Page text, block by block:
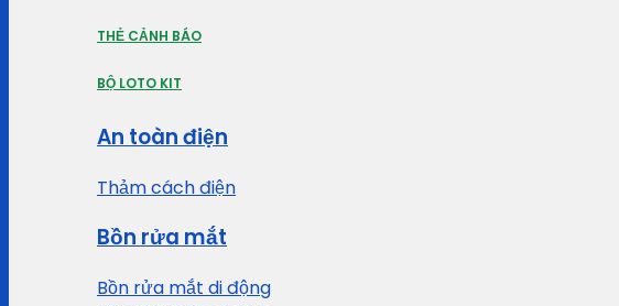
THẺ CẢNH BÁO
BỘ LOTO KIT
An toàn điện
Thảm cách điện
Bồn rửa mắt
Bồn rửa mắt di động